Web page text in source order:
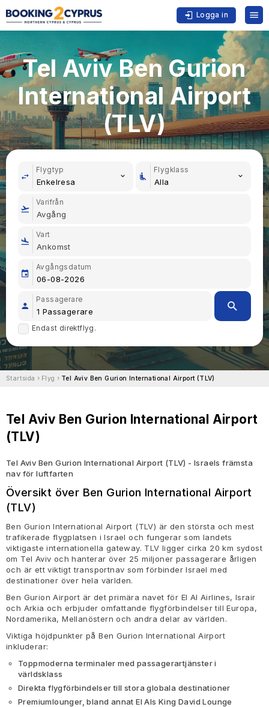
Logga in
Tel Aviv Ben Gurion
International Airport
(TLV)
Flygtyp
Enkelresa
Varifrån
Vart
Flygklass
Alla
Avgångsdatum
Passagerare
Endast direktflyg.
Startsida Flyg Tel Aviv Ben Gurion International Airport (TLV)
Tel Aviv Ben Gurion International Airport
(TLV)
Tel Aviv Ben Gurion International Airport (TLV) - Israels främsta
nav för luftfarten
Översikt över Ben Gurion International Airport
(TLV)
Ben Gurion International Airport (TLV) är den största och mest
trafikerade flygplatsen i Israel och fungerar som landets
viktigaste internationella gateway. TLV ligger cirka 20 km sydost
om Tel Aviv och hanterar över 25 miljoner passagerare årligen
och är ett viktigt transportnav som förbinder Israel med
destinationer över hela världen.
Ben Gurion Airport är det primära navet för El Al Airlines, Israir
och Arkia och erbjuder omfattande flygförbindelser till Europa,
Nordamerika, Mellanöstern och andra delar av världen.
Viktiga höjdpunkter på Ben Gurion International Airport
inkluderar:
Toppmoderna terminaler med passagerartjänster i
världsklass
Direkta flygförbindelser till stora globala destinationer
Premiumlounger, bland annat El Als King David Lounge